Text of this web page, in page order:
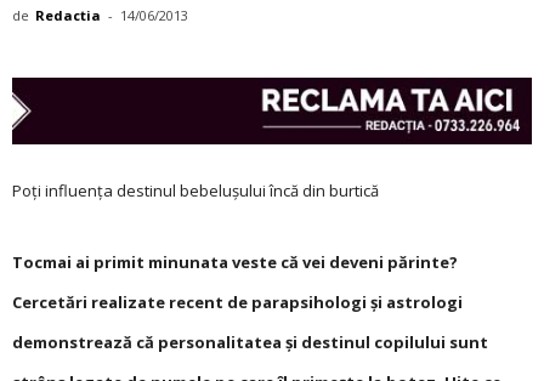
de Redactia - 14/06/2013
Poţi influenţa destinul bebeluşului încă din burtică
Tocmai ai primit minunata veste că vei deveni părinte?
Cercetări realizate recent de parapsihologi și astrologi
demonstrează că personalitatea și destinul copilului sunt